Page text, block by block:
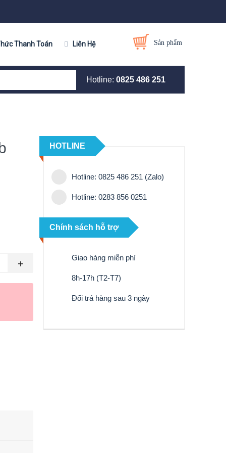
Thanh Toán Liên Hệ Sản phẩm
Hotline: 0825 486 251
+
HOTLINE
Hotline: 0825 486 251 (Zalo)
Hotline: 0283 856 0251
Chính sách hỗ trợ
Giao hàng miễn phí
8h-17h (T2-T7)
Đổi trả hàng sau 3 ngày